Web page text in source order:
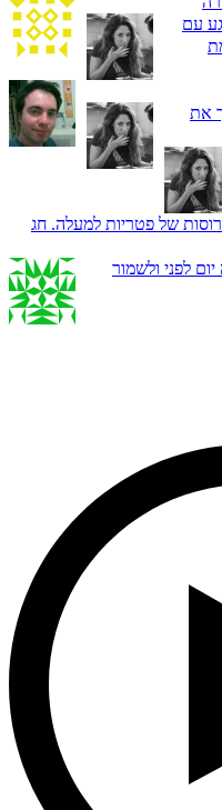
עם
את
של פטריות למעלה. חג
לפני ולשמור